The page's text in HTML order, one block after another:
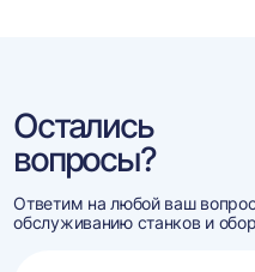
Остались
вопросы?
Ответим на любой ваш
обслуживанию станков и